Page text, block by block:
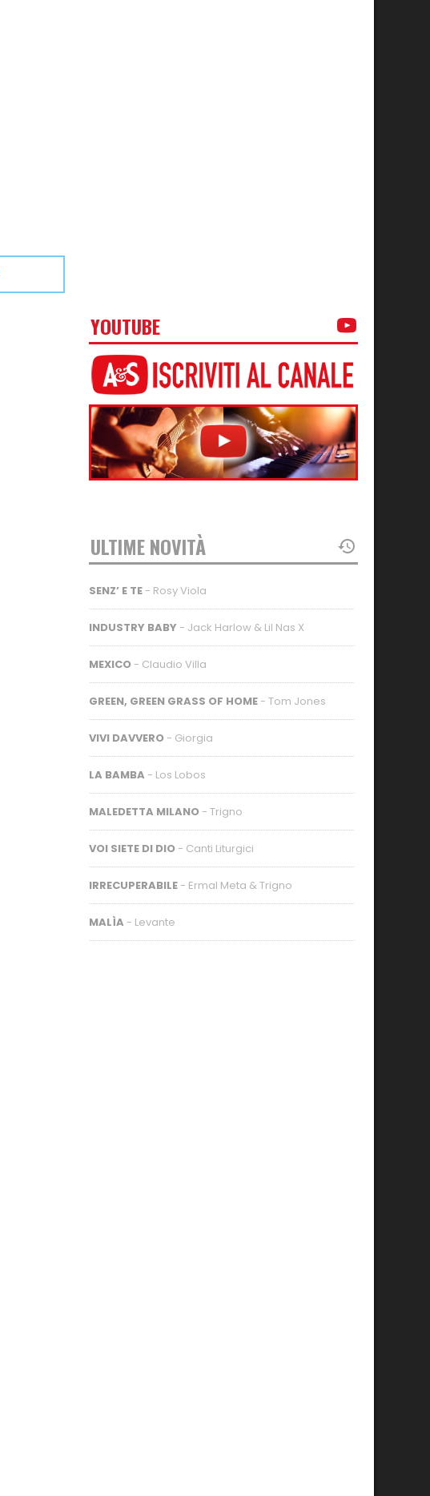
YOUTUBE
ULTIME NOVITÀ
SENZ’ E TE - Rosy Viola
INDUSTRY BABY - Jack Harlow & Lil Nas X
MEXICO - Claudio Villa
GREEN, GREEN GRASS OF HOME - Tom Jones
VIVI DAVVERO - Giorgia
LA BAMBA - Los Lobos
MALEDETTA MILANO - Trigno
VOI SIETE DI DIO - Canti Liturgici
IRRECUPERABILE - Ermal Meta & Trigno
MALÌA - Levante